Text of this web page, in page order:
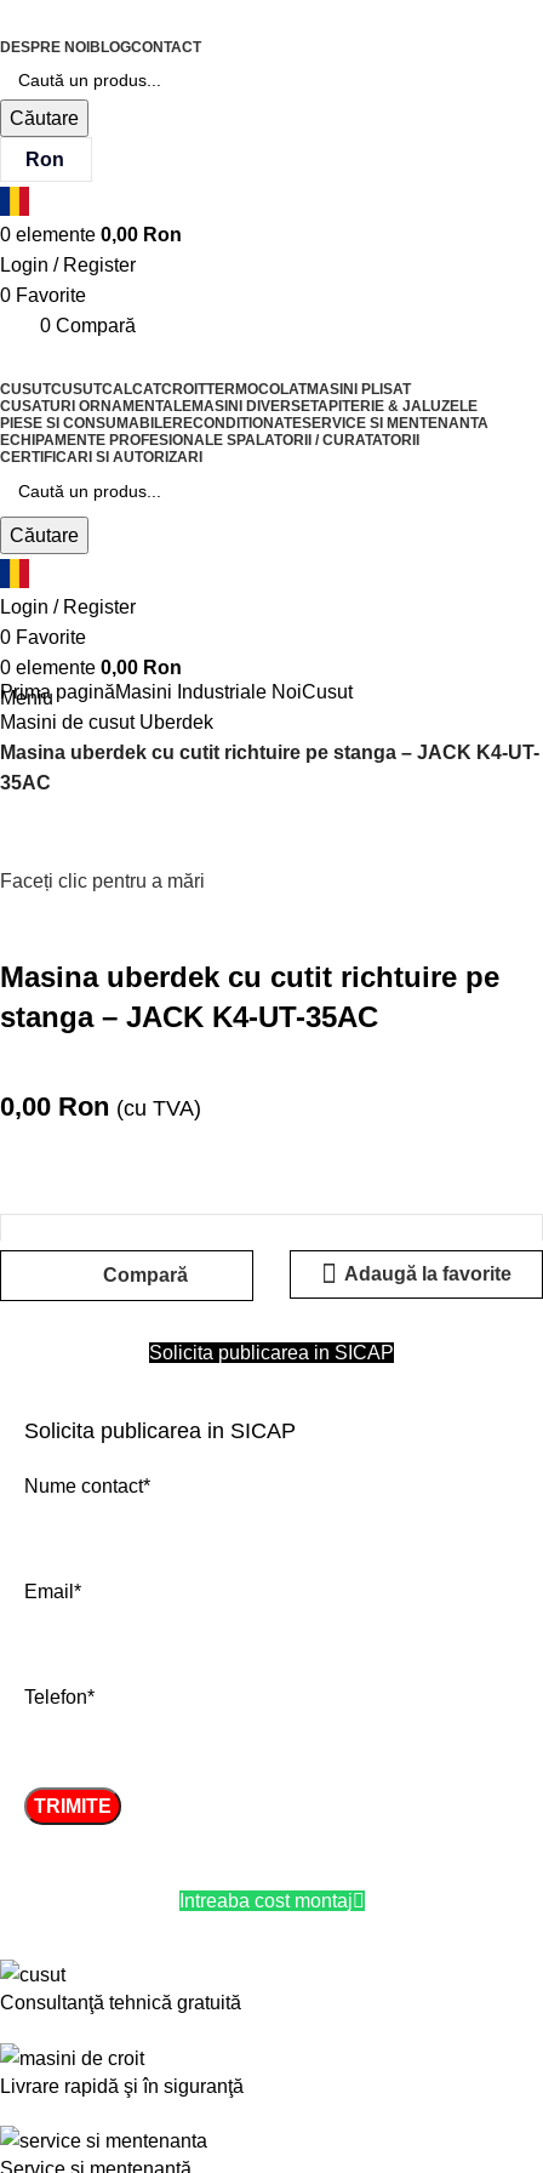
DESPRE NOI BLOGCONTACT
Căutare
Ron
0 elemente 0,00 Ron
Login / Register
0 Favorite
0 Compară
CUSUTCUSUTCALCATCROITTERMOCOLATMASINI PLISAT
CUSATURI ORNAMENTALEMASINI DIVERSETAPITERIE & JALUZELE
PIESE SI CONSUMABILERECONDITIONATESERVICE SI MENTENANTA
ECHIPAMENTE PROFESIONALE SPALATORII / CURATATORII
CERTIFICARI SI AUTORIZARI
Căutare
Login / Register
0 Favorite
0 elemente 0,00 Ron
Meniu
Prima paginăMasini Industriale NoiCusut
Masini de cusut Uberdek
Masina uberdek cu cutit richtuire pe stanga – JACK K4-UT-
35AC
Faceți clic pentru a mări
Masina uberdek cu cutit richtuire pe
stanga – JACK K4-UT-35AC
0,00 Ron (cu TVA)
Compară Adaugă la favorite
Solicita publicarea in SICAP
Solicita publicarea in SICAP
Nume contact*
Email*
Telefon*
Intreaba cost montaj
Consultanţă tehnică gratuită
Livrare rapidă şi în siguranţă
Service și mentenanță